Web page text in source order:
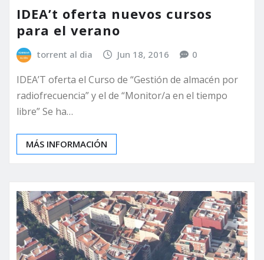
IDEA’t oferta nuevos cursos
para el verano
torrent al dia Jun 18, 2016 0
IDEA’T oferta el Curso de “Gestión de almacén por
radiofrecuencia” y el de “Monitor/a en el tiempo
libre” Se ha…
MÁS INFORMACIÓN